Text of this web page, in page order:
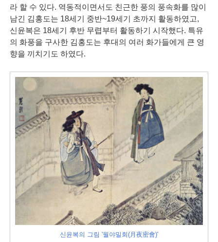
라 할 수 있다. 역동적이면서도 친근한 풍의 풍속화를 많이
남긴 김홍도는 18세기 중반~19세기 초까지 활동하였고,
신윤복은 18세기 후반 무렵부터 활동하기 시작했다. 특유
의 화풍을 구사한 김홍도는 후대의 여러 화가들에게 큰 영
향을 끼치기도 하였다.
신윤복의 그림 '월야밀회(月夜密會)'